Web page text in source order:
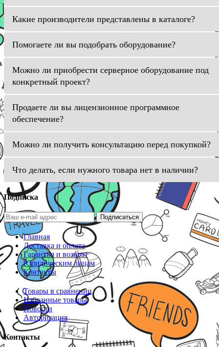
Какие производители представлены в каталоге?
Помогаете ли вы подобрать оборудование?
Можно ли приобрести серверное оборудование под
конкретный проект?
Продаете ли вы лицензионное программное
обеспечение?
Можно ли получить консультацию перед покупкой?
Что делать, если нужного товара нет в наличии?
Подписка
Подписаться
Главная
Доставка и оплата
Гарантия и возврат
Юридическим лицам
Контакты
Товары в сравнении
Избранные товары
Новости
Авторизация
Контакты